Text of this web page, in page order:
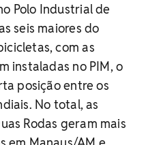
Polo Industrial de
seis maiores do
com as
instaladas no PIM, o
posição entre os
No total, as
Rodas geram mais